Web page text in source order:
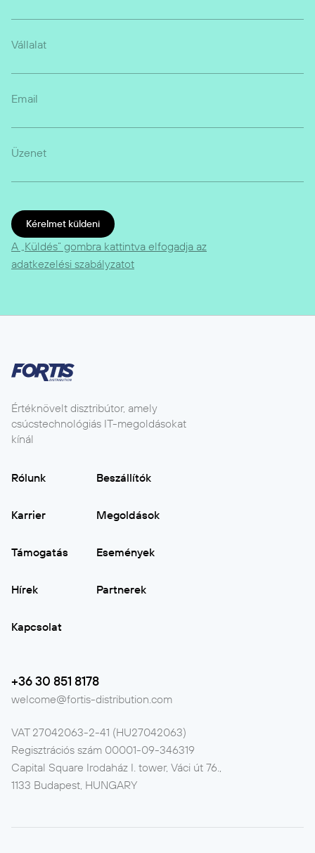
Vállalat
Email
Üzenet
Kérelmet küldeni
A „Küldés” gombra kattintva elfogadja az
adatkezelési szabályzatot
Értéknövelt disztribútor, amely
csúcstechnológiás IT-megoldásokat
kínál
Rólunk Beszállítók
Karrier Megoldások
Támogatás Események
Hírek Partnerek
Kapcsolat
+36 30 851 8178
welcome@fortis-distribution.com
VAT 27042063-2-41 (HU27042063)
Regisztrációs szám 00001-09-346319
Capital Square Irodaház I. tower, Váci út 76.,
1133 Budapest, HUNGARY